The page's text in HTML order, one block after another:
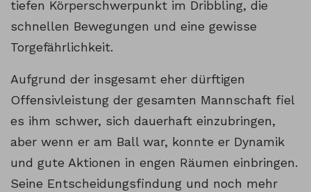
tiefen Körperschwerpunkt im Dribbling, die
schnellen Bewegungen und eine gewisse
Torgefährlichkeit.
Aufgrund der insgesamt eher dürftigen
Offensivleistung der gesamten Mannschaft fiel
es ihm schwer, sich dauerhaft einzubringen,
aber wenn er am Ball war, konnte er Dynamik
und gute Aktionen in engen Räumen einbringen.
Seine Entscheidungsfindung und noch mehr